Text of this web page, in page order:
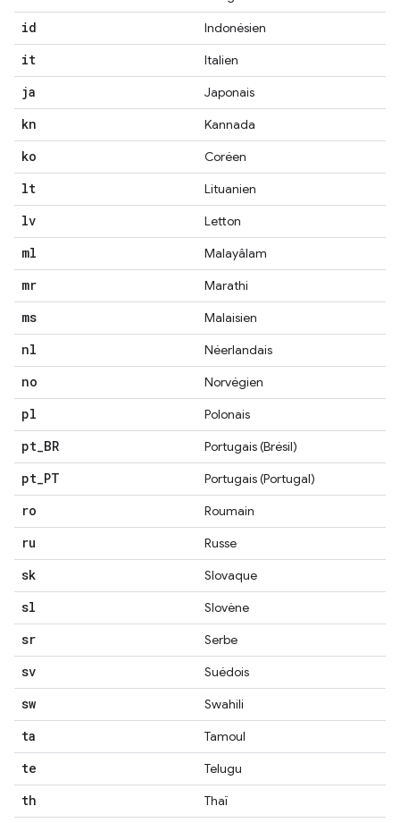
id Indonésien
it Italien
ja Japonais
kn Kannada
ko Coréen
lt Lituanien
lv Letton
ml Malayâlam
mr Marathi
ms Malaisien
nl Néerlandais
no Norvégien
pl Polonais
pt BR Portugais (Brésil)
pt PT Portugais (Portugal)
ro Roumain
ru Russe
sk Slovaque
sl Slovène
sr Serbe
sv Suédois
sw Swahili
ta Tamoul
te Telugu
th Thaï